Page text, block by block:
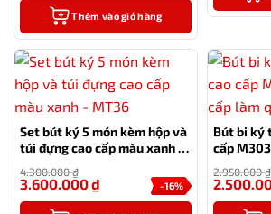
Thêm vào giỏ hàng
Set bút ký 5 món kèm hộp và
túi đựng cao cấp màu xanh –
4.300.000₫
-16%
3.600.000₫
Bút bi ký
cấp
2.950.000₫